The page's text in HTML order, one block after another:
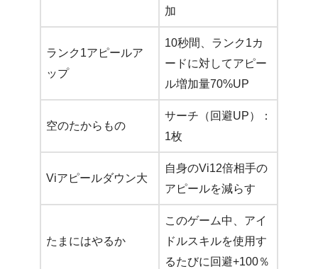
加
ランク1アピールア
ップ
10秒間、ランク1カ
ードに対してアピー
ル増加量70%UP
空のたからもの
サーチ（回避UP）：
1枚
Viアピールダウン大
自身のVi12倍相手の
アピールを減らす
たまにはやるか
このゲーム中、アイ
ドルスキルを使用す
るたびに回避+100％